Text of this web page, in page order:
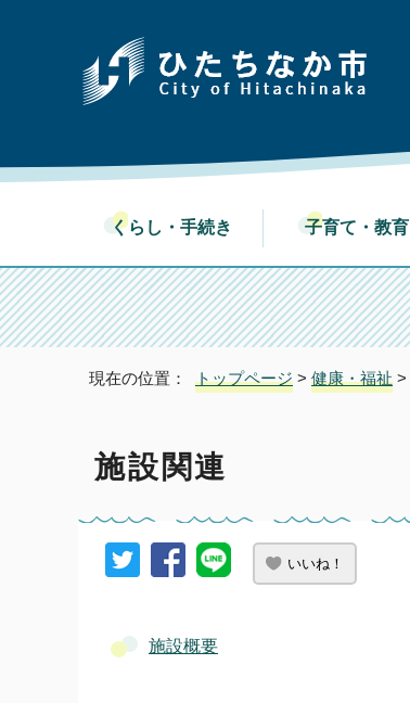
くらし・手続き 子育て・教育
現在の位置： トップページ > 健康・福祉 >
施設関連
いいね！
施設概要